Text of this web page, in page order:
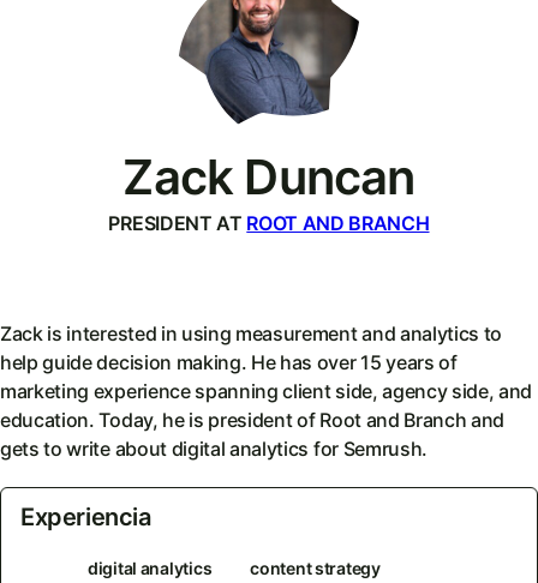
Zack Duncan
PRESIDENT AT ROOT AND BRANCH
Zack is interested in using measurement and analytics to
help guide decision making. He has over 15 years of
marketing experience spanning client side, agency side, and
education. Today, he is president of Root and Branch and
gets to write about digital analytics for Semrush.
Experiencia
digital analytics
content strategy